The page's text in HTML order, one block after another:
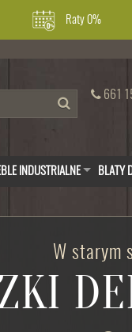
Raty 0%
661
INDUSTRIALNE BLATY
W starym